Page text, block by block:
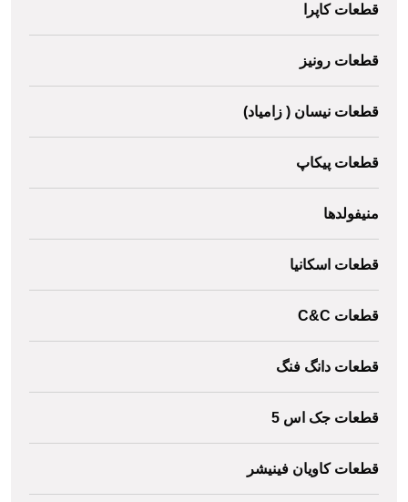
قطعات کاپرا
قطعات رونیز
قطعات نیسان ( زامیاد)
قطعات پیکاپ
منیفولدها
قطعات اسکانیا
قطعات C&C
قطعات دانگ فنگ
قطعات جک اس 5
قطعات کاویان فینیشر